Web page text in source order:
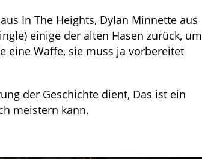
In The Heights, Dylan Minnette aus
einige der alten Hasen zurück, um
eine Waffe, sie muss ja vorbereitet
der Geschichte dient, Das ist ein
meistern kann.